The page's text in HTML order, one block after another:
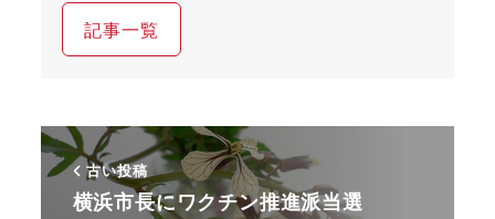
記事一覧
古い投稿
横浜市長にワクチン推進派当選